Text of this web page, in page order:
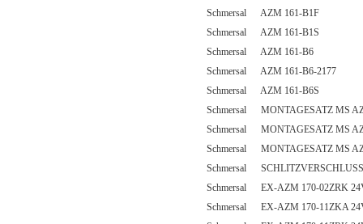
Schmersal AZM 161-B1F
Schmersal AZM 161-B1S
Schmersal AZM 161-B6
Schmersal AZM 161-B6-2177
Schmersal AZM 161-B6S
Schmersal MONTAGESATZ MS
Schmersal MONTAGESATZ MS
Schmersal MONTAGESATZ MS
Schmersal
Schmersal EX-AZM 170-02ZRK
Schmersal EX-AZM 170-11ZKA